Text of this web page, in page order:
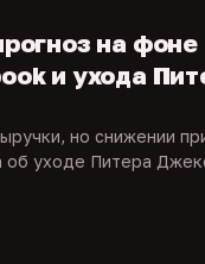
на фоне
и ухода
но снижении
об уходе Питера